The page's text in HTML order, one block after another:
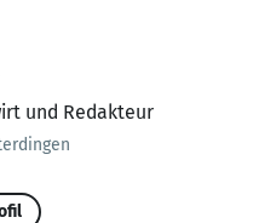
und Redakteur